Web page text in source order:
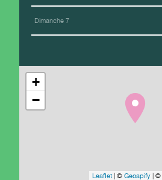
Dimanche 7
+
−
Leaflet| © Geoapify | ©